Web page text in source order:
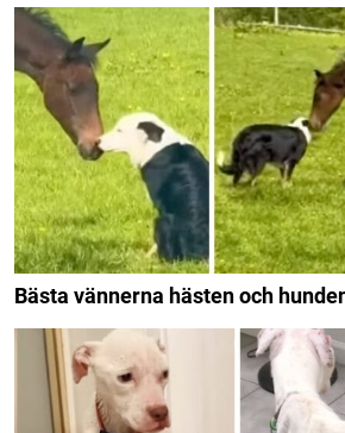
Bästa vännerna hästen och